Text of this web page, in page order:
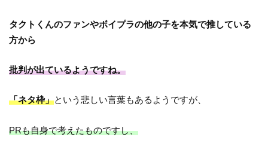
タクトくんのファンやボイプラの他の子を本気で推している
方から
批判が出ているようですね。
「ネタ枠」という悲しい言葉もあるようですが、
PRも自身で考えたものですし、